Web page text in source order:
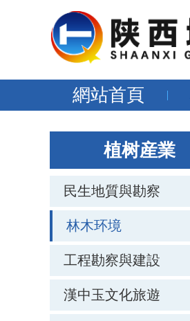
網站首頁
植树産業
民生地質與勘察
林木环境
工程勘察與建設
漢中玉文化旅遊